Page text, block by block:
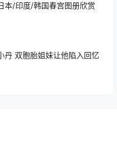
本/印度/韩国春宫图册欣赏
丹 双胞胎姐妹让他陷入回忆